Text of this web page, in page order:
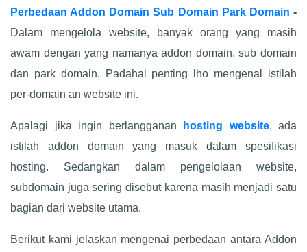
Perbedaan Addon Domain Sub Domain Park Domain -
Dalam mengelola website, banyak orang yang masih
awam dengan yang namanya addon domain, sub domain
dan park domain. Padahal penting lho mengenal istilah
per-domain an website ini.
Apalagi jika ingin berlangganan hosting website, ada
istilah addon domain yang masuk dalam spesifikasi
hosting. Sedangkan dalam pengelolaan website,
subdomain juga sering disebut karena masih menjadi satu
bagian dari website utama.
Berikut kami jelaskan mengenai perbedaan antara Addon